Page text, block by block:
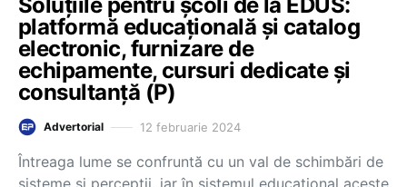
platformă educațională și catalog
electronic, furnizare de
echipamente, cursuri dedicate și
consultanță (P)
Advertorial 12 februarie 2024
Întreaga lume se confruntă cu un val de schimbări de
sisteme și percepții, iar în sistemul educațional aceste